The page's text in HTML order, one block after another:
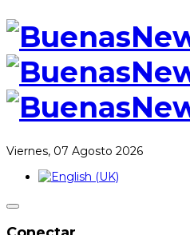
Viernes, 07 Agosto 2026